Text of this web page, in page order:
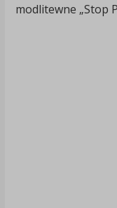
modlitewne „Stop